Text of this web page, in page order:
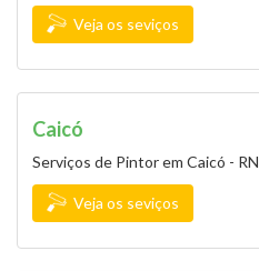
Veja os seviços
Caicó
Serviços de Pintor em Caicó - RN
Veja os seviços